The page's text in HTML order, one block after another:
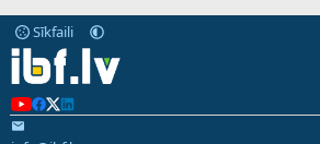
Sīkfaili